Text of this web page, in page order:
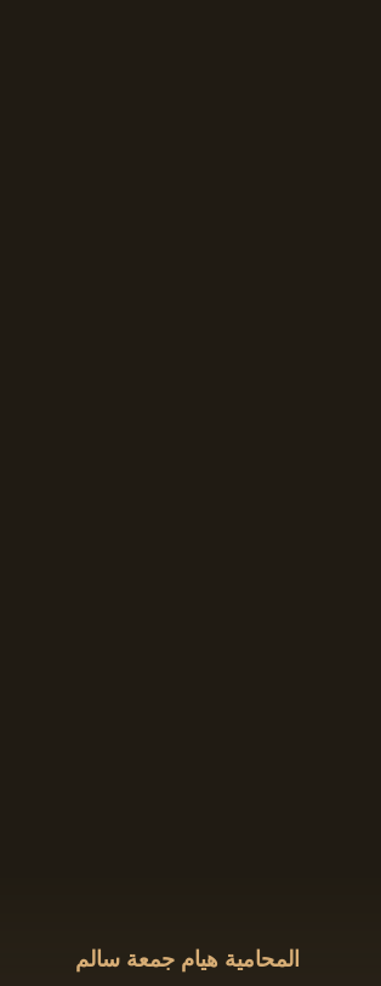
المحامية هيام جمعة سالم